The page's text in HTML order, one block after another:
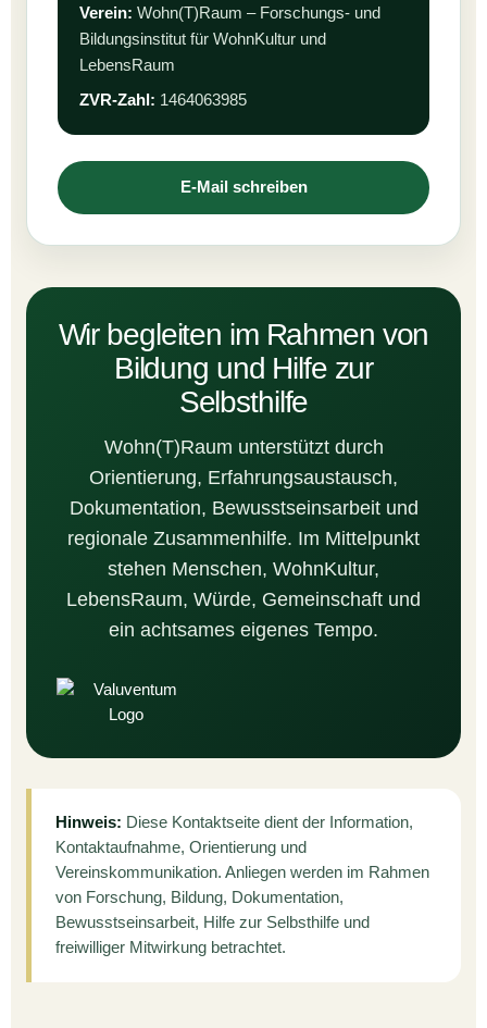
Verein: Wohn(T)Raum – Forschungs- und
Bildungsinstitut für WohnKultur und
LebensRaum
ZVR-Zahl: 1464063985
E-Mail schreiben
Wir begleiten im Rahmen von
Bildung und Hilfe zur
Selbsthilfe
Wohn(T)Raum unterstützt durch
Orientierung, Erfahrungsaustausch,
Dokumentation, Bewusstseinsarbeit und
regionale Zusammenhilfe. Im Mittelpunkt
stehen Menschen, WohnKultur,
LebensRaum, Würde, Gemeinschaft und
ein achtsames eigenes Tempo.
Hinweis: Diese Kontaktseite dient der Information,
Kontaktaufnahme, Orientierung und
Vereinskommunikation. Anliegen werden im Rahmen
von Forschung, Bildung, Dokumentation,
Bewusstseinsarbeit, Hilfe zur Selbsthilfe und
freiwilliger Mitwirkung betrachtet.